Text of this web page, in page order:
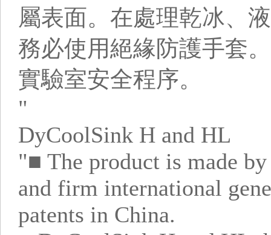
屬表面。在處理乾冰、
務必使用絕緣防護手套
實驗室安全程序。
"
DyCoolSink H and HL
"■ The product is made
and firm international
patents in China.